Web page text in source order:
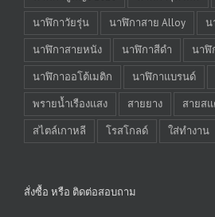
นาฬิกาวัยรุ่น
นาฬิกาสาย Alloy
น
นาฬิกาสายหนัง
นาฬิกาสีดำ
นาฬิ
นาฬิกาออโต้เมติก
นาฬิกาแบรนด์
พรายน้ำเรืองแสง
สายยาง สายส
สไตล์เกาหลี
โรสโกลด์ ใส่ทำงาน
สั่งซื้อ หรือ ติดต่อสอบถาม